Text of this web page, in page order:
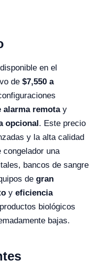
en el
de $7,550 a
alarma remotay
opcional. Este precio
y la alta calidad
congelador una
bancos de sangre
de gran
y eficiencia
biológicos
bajas.